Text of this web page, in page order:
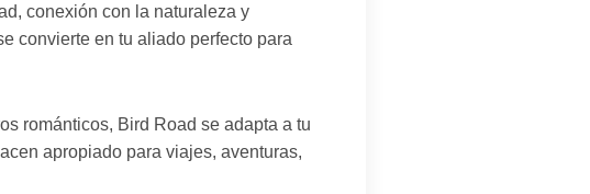
conexión con la naturaleza y
convierte en tu aliado perfecto para
románticos, Bird Road se adapta a tu
apropiado para viajes, aventuras,